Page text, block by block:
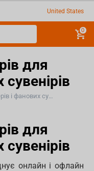
United States
0
для
Даєш більше товарів для геймерів і фанових сувенірів
для
онлайн і офлайн